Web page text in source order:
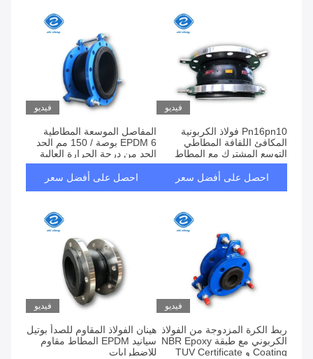
فيديو
Pn16pn10 فولاذ الكربونية
المكافئ اللفافة المطاطي
التوسع المشترك مع المطاط
الايبوكسي الكرة
احصل على أفضل سعر
فيديو
المفاصل الموسعة المطاطية
EPDM 6 بوصة / 150 مم الحد
الحد من درجة الحرارة العالية
احصل على أفضل سعر
فيديو
ربط الكرة المزدوجة من الفولاذ
الكربوني مع طبقة NBR Epoxy
Coating و TUV Certificate
فيديو
هينان الفولاذ المقاوم للصدأ بوتيل
سيانيد EPDM المطاط مقاوم
للاضطرابات